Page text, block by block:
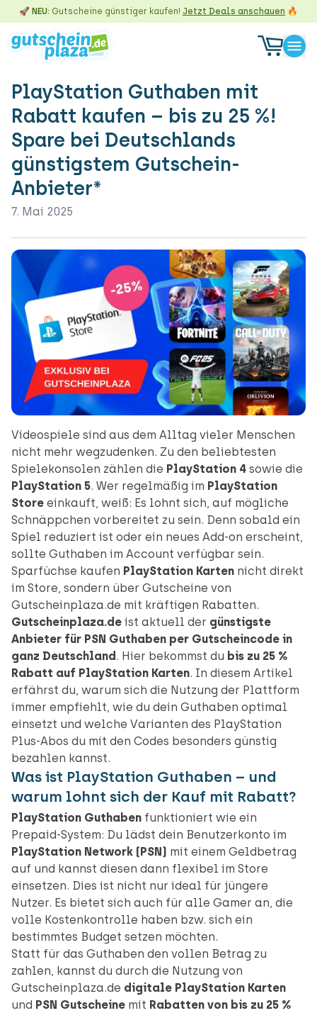
🚀 NEU: Gutscheine günstiger kaufen! Jetzt Deals anschauen 🔥
PlayStation Guthaben mit
Rabatt kaufen – bis zu 25 %!
Spare bei Deutschlands
günstigstem Gutschein-
Anbieter*
7. Mai 2025
Videospiele sind aus dem Alltag vieler Menschen
nicht mehr wegzudenken. Zu den beliebtesten
Spielekonsolen zählen die PlayStation 4 sowie die
PlayStation 5. Wer regelmäßig im PlayStation
Store einkauft, weiß: Es lohnt sich, auf mögliche
Schnäppchen vorbereitet zu sein. Denn sobald ein
Spiel reduziert ist oder ein neues Add-on erscheint,
sollte Guthaben im Account verfügbar sein.
Sparfüchse kaufen PlayStation Karten nicht direkt
im Store, sondern über Gutscheine von
Gutscheinplaza.de mit kräftigen Rabatten.
Gutscheinplaza.de ist aktuell der günstigste
Anbieter für PSN Guthaben per Gutscheincode in
ganz Deutschland . Hier bekommst du bis zu 25 %
Rabatt auf PlayStation Karten. In diesem Artikel
erfährst du, warum sich die Nutzung der Plattform
immer empfiehlt, wie du dein Guthaben optimal
einsetzt und welche Varianten des PlayStation
Plus-Abos du mit den Codes besonders günstig
bezahlen kannst.
Was ist PlayStation Guthaben – und
warum lohnt sich der Kauf mit Rabatt?
PlayStation Guthaben funktioniert wie ein
Prepaid-System: Du lädst dein Benutzerkonto im
PlayStation Network (PSN) mit einem Geldbetrag
auf und kannst diesen dann flexibel im Store
einsetzen. Dies ist nicht nur ideal für jüngere
Nutzer. Es bietet sich auch für alle Gamer an, die
volle Kostenkontrolle haben bzw. sich ein
bestimmtes Budget setzen möchten.
Statt für das Guthaben den vollen Betrag zu
zahlen, kannst du durch die Nutzung von
Gutscheinplaza.de digitale PlayStation Karten
und PSN Gutscheine mit Rabatten von bis zu 25 %